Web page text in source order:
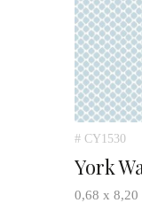
# CY1530
York
0,68 х 8,20